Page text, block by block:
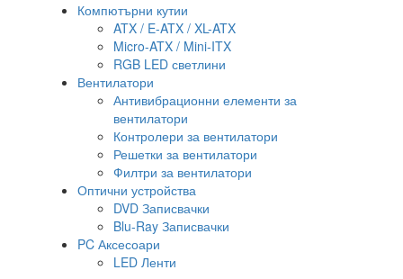
Компютърни кутии
ATX / E-ATX / XL-ATX
Micro-ATX / Mini-ITX
RGB LED светлини
Вентилатори
Антивибрационни елементи за
вентилатори
Контролери за вентилатори
Решетки за вентилатори
Филтри за вентилатори
Оптични устройства
DVD Записвачки
Blu-Ray Записвачки
PC Аксесоари
LED Ленти